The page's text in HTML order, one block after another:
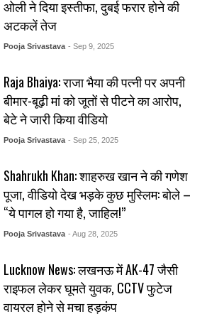
ओली ने दिया इस्तीफा, दुबई फरार होने की
अटकलें तेज
Pooja Srivastava - Sep 9, 2025
Raja Bhaiya: राजा भैया की पत्नी पर अपनी
बीमार-बूढ़ी मां को जूतों से पीटने का आरोप,
बेटे ने जारी किया वीडियो
Pooja Srivastava - Sep 25, 2025
Shahrukh Khan: शाहरुख खान ने की गणेश
पूजा, वीडियो देख भड़के कुछ मुस्लिम: बोले –
“ये पागल हो गया है, जाहिल!”
Pooja Srivastava - Aug 28, 2025
Lucknow News: लखनऊ में AK-47 जैसी
राइफल लेकर घूमते युवक, CCTV फुटेज
वायरल होने से मचा हड़कंप